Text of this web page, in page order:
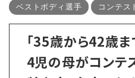
ベストボディ選手 コンテス
「35歳から42歳
4児の母がコンテ